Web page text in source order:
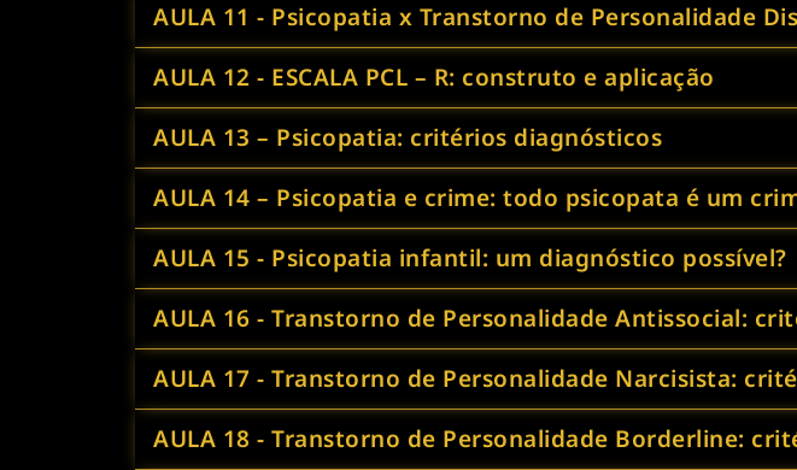
AULA 11 - Psicopatia x Transtorno de Personalidade
AULA 12 - ESCALA PCL – R: construto e aplicação
AULA 13 – Psicopatia: critérios diagnósticos
AULA 14 – Psicopatia e crime: todo psicopata é um
AULA 15 - Psicopatia infantil: um diagnóstico possível?
AULA 16 - Transtorno de Personalidade Antissocial:
AULA 17 - Transtorno de Personalidade Narcisista:
AULA 18 - Transtorno de Personalidade Borderline: